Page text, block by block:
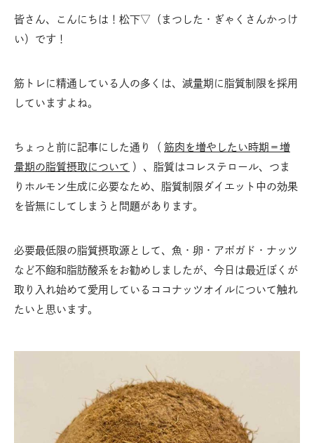
皆さん、こんにちは！松下▽（まつした・ぎゃくさんかっけ
い）です！
筋トレに精通している人の多くは、減量期に脂質制限を採用
していますよね。
ちょっと前に記事にした通り（ 筋肉を増やしたい時期＝増
量期の脂質摂取について ）、脂質はコレステロール、つま
りホルモン生成に必要なため、脂質制限ダイエット中の効果
を皆無にしてしまうと問題があります。
必要最低限の脂質摂取源として、魚・卵・アボガド・ナッツ
など不飽和脂肪酸系をお勧めしましたが、今日は最近ぼくが
取り入れ始めて愛用しているココナッツオイルについて触れ
たいと思います。